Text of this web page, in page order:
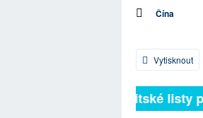
Čína
Vytisknout
Britské listy